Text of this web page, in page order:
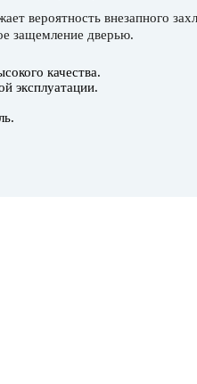
вероятность внезапного
защемление дверью.
качества.
эксплуатации.